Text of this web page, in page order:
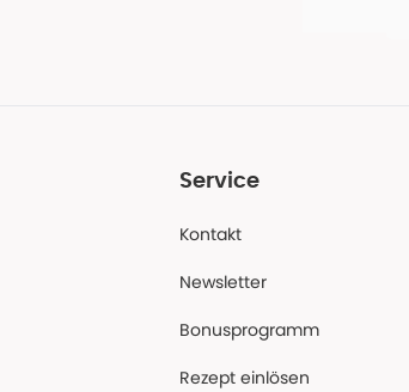
Service
Kontakt
Newsletter
Bonusprogramm
Rezept einlösen